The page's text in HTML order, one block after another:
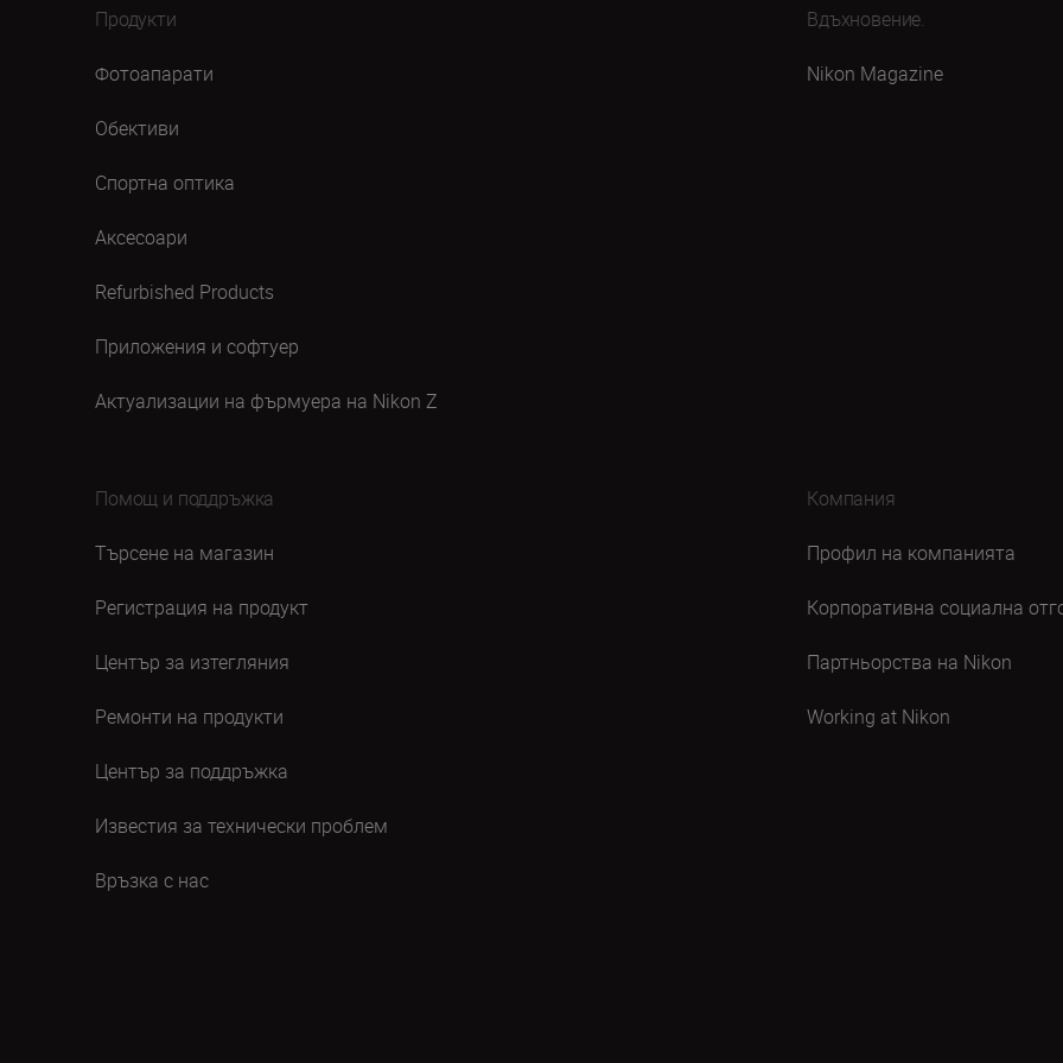
Продукти
Фотоапарати
Обективи
Спортна оптика
Аксесоари
Refurbished Products
Приложения и софтуер
Актуализации на фърмуера на Nikon Z
Вдъхновение.
Nikon Magazine
Помощ и поддръжка
Търсене на магазин
Регистрация на продукт
Център за изтегляния
Ремонти на продукти
Център за поддръжка
Известия за технически проблем
Връзка с нас
Компания
Профил на компанията
Корпоративна социална
Партньорства на Nikon
Working at Nikon